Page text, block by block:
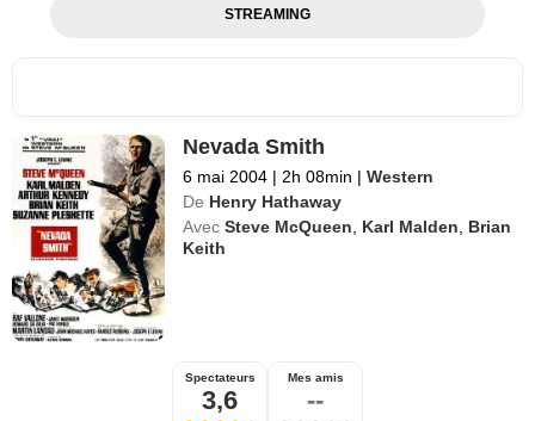
STREAMING
Nevada Smith
6 mai 2004 | 2h 08min | Western
De Henry Hathaway
Avec Steve McQueen Karl Malden
Brian
Keith
Spectateurs
3,6
Mes amis
--